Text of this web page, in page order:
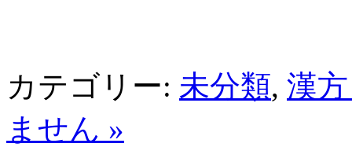
カテゴリー: 未分類, 漢
ません »